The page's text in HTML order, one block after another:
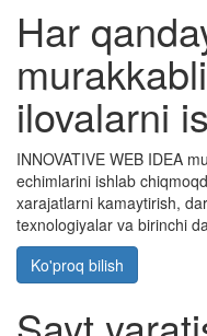
Har
ilovalarni
INNOVATIVE WEB IDEA
echimlarini ishlab
xarajatlarni kamaytirish,
texnologiyalar va birinchi
Ko'proq bilish